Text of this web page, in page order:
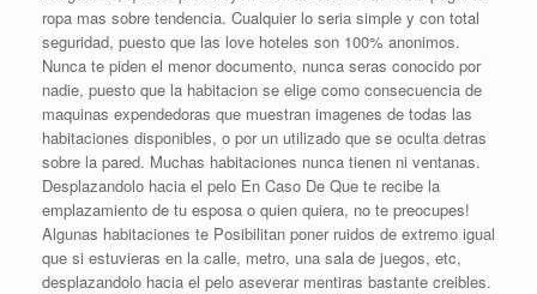
ropa mas sobre tendencia. Cualquier lo seri­a simple y con total
seguridad, puesto que las love hoteles son 100% anonimos.
Nunca te piden el menor documento, nunca seras conocido por
nadie, puesto que la habitacion se elige como consecuencia de
maquinas expendedoras que muestran imagenes de todas las
habitaciones disponibles, o por un utilizado que se oculta detras
sobre la pared. Muchas habitaciones nunca tienen ni ventanas.
Desplazandolo hacia el pelo En Caso De Que te recibe la
emplazamiento de tu esposa o quien quiera, no te preocupes!
Algunas habitaciones te Posibilitan poner ruidos de extremo igual
que si estuvieras en la calle, metro, una sala de juegos, etc,
desplazandolo hacia el pelo aseverar mentiras bastante creibles.